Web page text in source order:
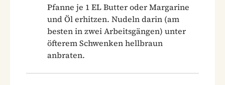
Pfanne je 1 EL Butter oder Margarine
und Öl erhitzen. Nudeln darin (am
besten in zwei Arbeitsgängen) unter
öfterem Schwenken hellbraun
anbraten.